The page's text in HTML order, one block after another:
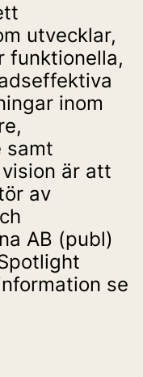
utvecklar,
funktionella,
inom
samt
är att
av
AB (publ)